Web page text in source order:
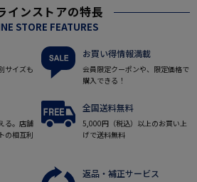
インストアの特長
STORE FEATURES
サイズも
お買い得情報満載
会員限定クーポンや、限定価格で
購入できる！
る。店舗
の相互利
全国送料無料
5,000円（税込）以上のお買い上
げで送料無料
返品・補正サービス